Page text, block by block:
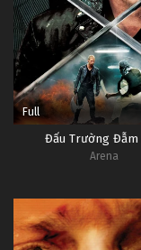
Full
Đấu Trường Đẫm
Arena